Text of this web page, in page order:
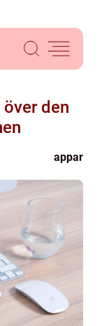
den
appar